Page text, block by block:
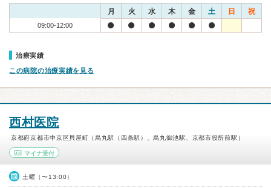
月 火 水 木 金 土 日 祝
09:00-12:00
治療実績
この病院の治療実績を見る
西村医院
京都府京都市中京区貝屋町（烏丸駅（四条駅）、烏丸御池駅、京都市役所前駅）
マイナ受付
土曜（〜13:00）